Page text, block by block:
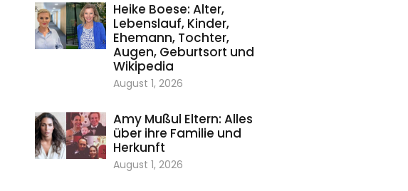
Heike Boese: Alter,
Lebenslauf, Kinder,
Ehemann, Tochter,
Augen, Geburtsort und
Wikipedia
August 1, 2026
Amy Mußul Eltern: Alles
über ihre Familie und
Herkunft
August 1, 2026